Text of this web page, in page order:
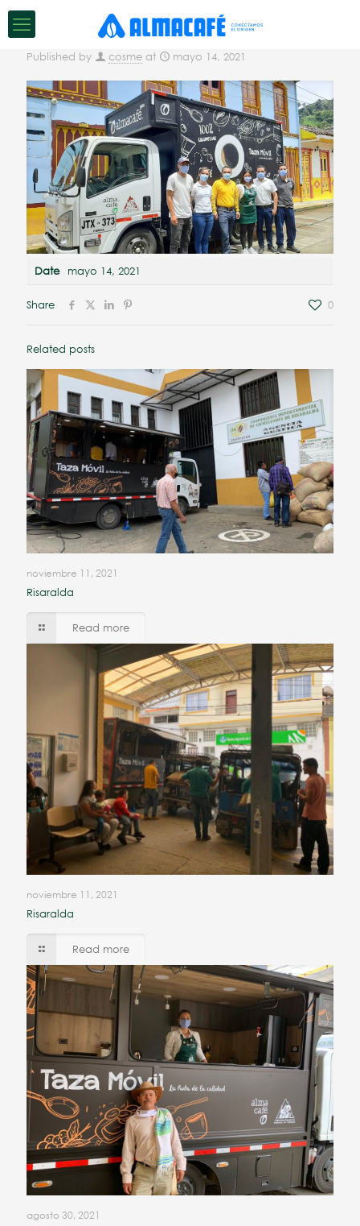
Published by cosme at mayo 14, 2021
Date mayo 14, 2021
Share 0
Related posts
noviembre 11, 2021
Risaralda
Read more
noviembre 11, 2021
Risaralda
Read more
agosto 30, 2021